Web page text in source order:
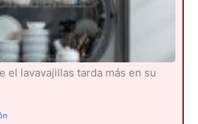
el lavavajillas tarda más en su